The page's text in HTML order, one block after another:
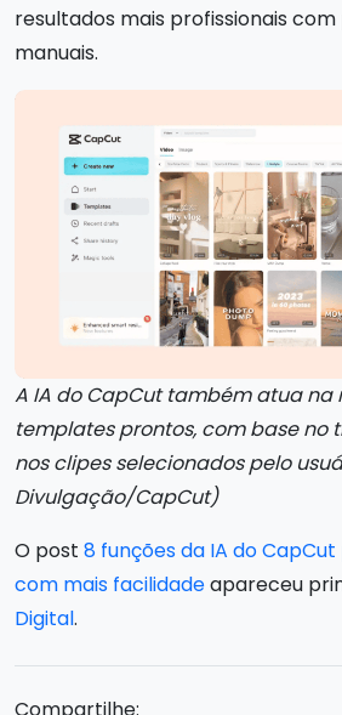
resultados mais profissionais
manuais.
A IA do CapCut também atua
templates prontos, com base no
nos clipes selecionados pelo
Divulgação/CapCut)
O post 8 funções da IA do
com mais facilidadeapareceu
Digital.